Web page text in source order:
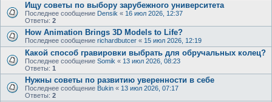
Ищу советы по выбору зарубежного университета
Последнее сообщение Densik « 16 июл 2026, 12:37
Ответы: 2
How Animation Brings 3D Models to Life?
Последнее сообщение richardbutcer « 15 июл 2026, 12:19
Какой способ гравировки выбрать для обручальных колец?
Последнее сообщение Somik « 13 июл 2026, 08:23
Ответы: 1
Нужны советы по развитию уверенности в себе
Последнее сообщение Bukin « 13 июл 2026, 07:17
Ответы: 2